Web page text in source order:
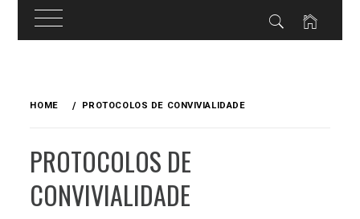
HOME PROTOCOLOS DE CONVIVIALIDADE
PROTOCOLOS DE
CONVIVIALIDADE